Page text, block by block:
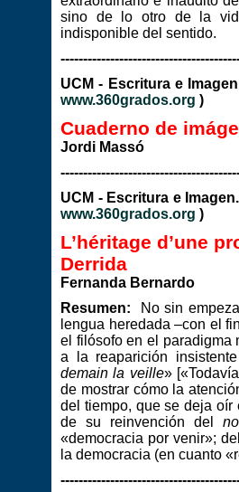
sino de lo otro de la
indisponible del sentido.
UCM - Escritura e
www.360grados.org )
Cuaderno de
Jordi Massó
UCM - Escritura e
www.360grados.org )
L’héritage d’une
Derrida
Fernanda Bernardo
Resumen: No sin
lengua heredada –con el
el filósofo en el paradigma
a la reaparición
demain la veille»
de mostrar cómo la
del tiempo, que se deja oír
de su reinvención del
«democracia por venir»;
la democracia (en cuanto